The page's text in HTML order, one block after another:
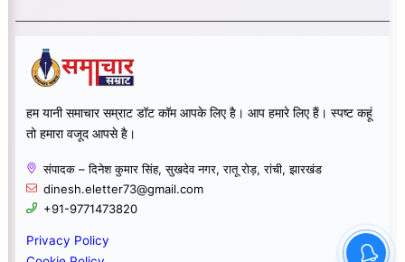
हम यानी समाचार सम्राट डॉट कॉम आपके लिए है। आप हमारे लिए हैं। स्पष्ट कहूं
तो हमारा वजूद आपसे है।
संपादक – दिनेश कुमार सिंह, सुखदेव नगर, रातू रोड़, रांची, झारखंड
dinesh.eletter73@gmail.com
+91-9771473820
Privacy Policy